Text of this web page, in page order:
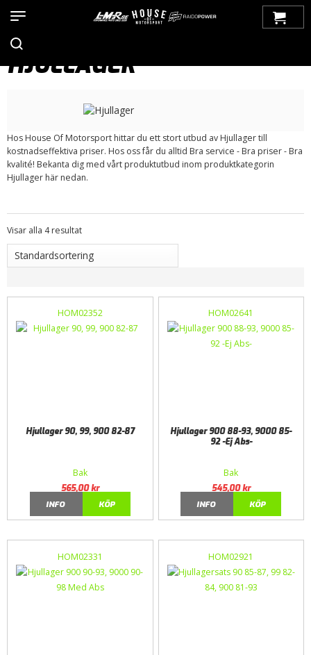
900 OG (1979-1993)
>Framvagn
HJULLAGER
Hos House Of Motorsport hittar du ett stort utbud av Hjullager till
kostnadseffektiva priser. Hos oss får du alltid Bra service - Bra priser - Bra
kvalité! Bekanta dig med vårt produktutbud inom produktkategorin
Hjullager här nedan.
Visar alla 4 resultat
HOM02352
Hjullager 90, 99, 900 82-87
Bak
565,00kr
INFO
KÖP
HOM02641
Hjullager 900 88-93, 9000 85-
92 -Ej Abs-
Bak
545,00kr
INFO
KÖP
HOM02331 HOM02921